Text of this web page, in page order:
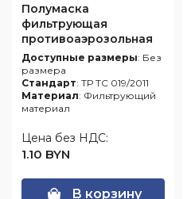
Полумаска
фильтрующая
противоаэрозольная
(респиратор
многоразовый)
"Исток-1С" FFP1
Доступные размеры: Без
размера
Стандарт: ТР ТС 019/2011
Материал: Фильтрующий
материал
Цена без НДС:
1.10 BYN
В корзину